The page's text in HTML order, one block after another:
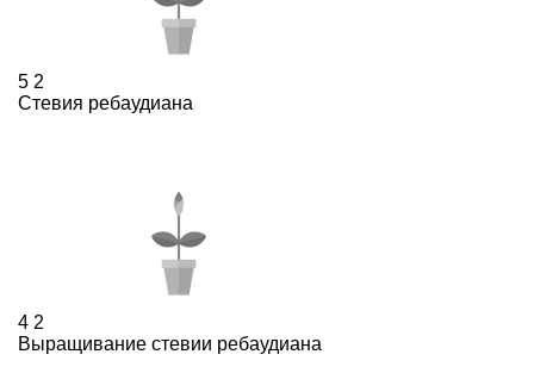
5 2
Стевия ребаудиана
4 2
Выращивание стевии ребаудиана